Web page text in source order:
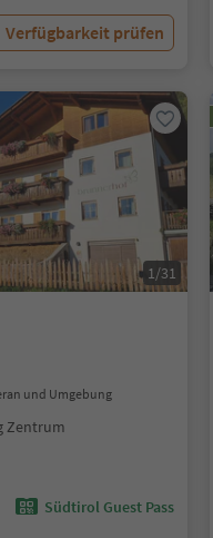
Verfügbarkeit prüfen
1/31
und Umgebung
Zentrum
Südtirol Guest Pass